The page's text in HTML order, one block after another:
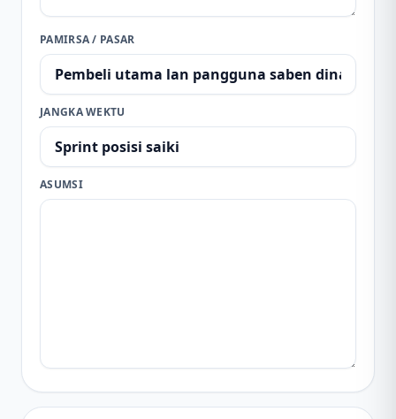
PAMIRSA / PASAR
JANGKA WEKTU
ASUMSI